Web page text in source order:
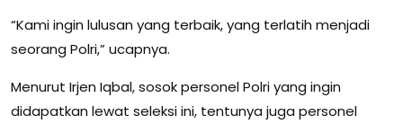
“Kami ingin lulusan yang terbaik, yang terlatih menjadi
seorang Polri,” ucapnya.
Menurut Irjen Iqbal, sosok personel Polri yang ingin
didapatkan lewat seleksi ini, tentunya juga personel